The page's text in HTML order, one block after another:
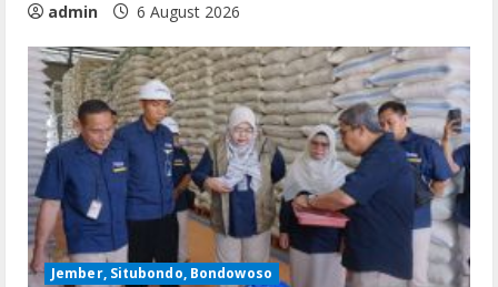
admin 6 August 2026
Jember, Situbondo, Bondowoso